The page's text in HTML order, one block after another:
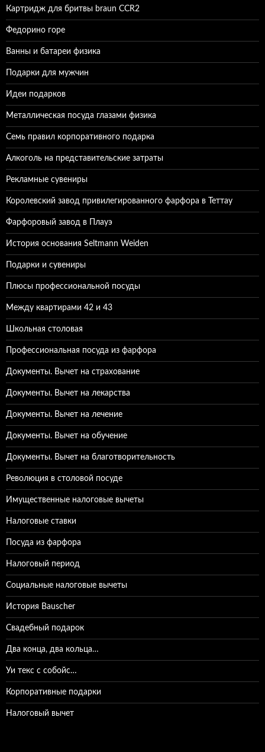
Картридж для бритвы braun CCR2
Федорино горе
Ванны и батареи физика
Подарки для мужчин
Идеи подарков
Металлическая посуда глазами физика
Семь правил корпоративного подарка
Алкоголь на представительские затраты
Рекламные сувениры
Королевский завод привилегированного фарфора в Теттау
Фарфоровый завод в Плауэ
История основания Seltmann Weiden
Подарки и сувениры
Плюсы профессиональной посуды
Между квартирами 42 и 43
Школьная столовая
Профессиональная посуда из фарфора
Документы. Вычет на страхование
Документы. Вычет на лекарства
Документы. Вычет на лечение
Документы. Вычет на обучение
Документы. Вычет на благотворительность
Революция в столовой посуде
Имущественные налоговые вычеты
Налоговые ставки
Посуда из фарфора
Налоговый период
Социальные налоговые вычеты
История Bauscher
Свадебный подарок
Два конца, два кольца…
Уи текс с собойс…
Корпоративные подарки
Налоговый вычет